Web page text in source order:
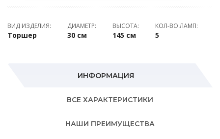
ВИД ИЗДЕЛИЯ:
Торшер
ДИАМЕТР:
30 см
ВЫСОТА:
145 см
КОЛ-ВО ЛАМП:
5
ИНФОРМАЦИЯ
ВСЕ ХАРАКТЕРИСТИКИ
НАШИ ПРЕИМУЩЕСТВА